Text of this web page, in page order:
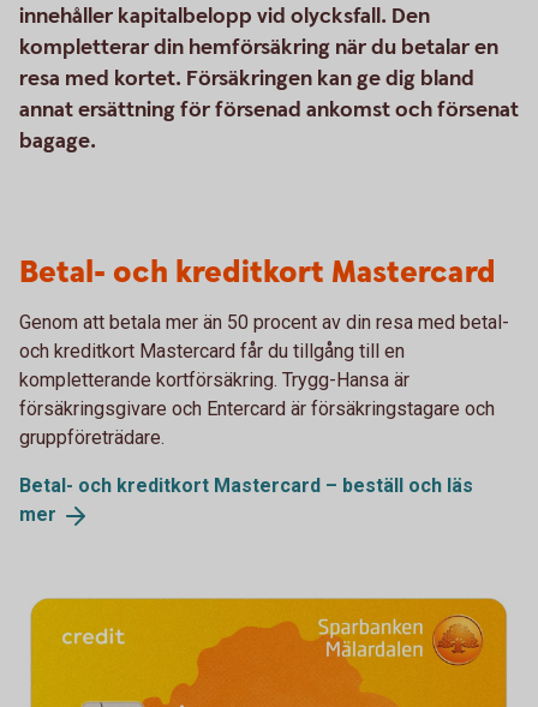
innehåller kapitalbelopp vid olycksfall. Den
kompletterar din hemförsäkring när du betalar en
resa med kortet. Försäkringen kan ge dig bland
annat ersättning för försenad ankomst och försenat
bagage.
Betal- och kreditkort Mastercard
Genom att betala mer än 50 procent av din resa med betal-
och kreditkort Mastercard får du tillgång till en
kompletterande kortförsäkring. Trygg-Hansa är
försäkringsgivare och Entercard är försäkringstagare och
gruppföreträdare.
Betal- och kreditkort Mastercard – beställ och läs
mer